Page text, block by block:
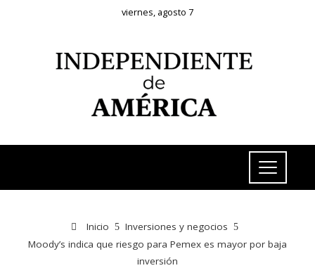
viernes, agosto 7
Inicio
Inversiones y negocios
Moody’s indica que riesgo para Pemex es mayor por baja
inversión